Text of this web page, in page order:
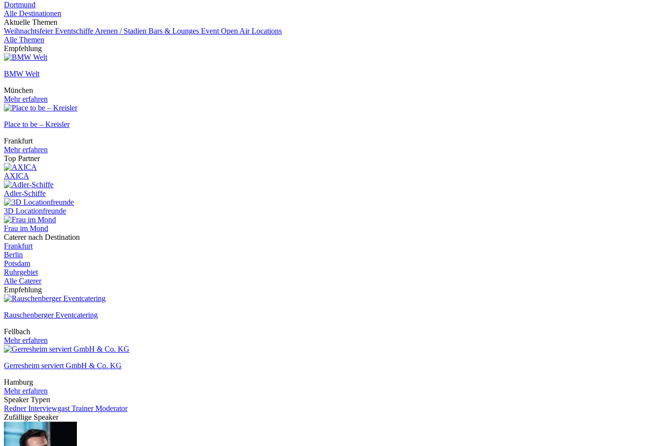
Dortmund
Alle Destinationen
Aktuelle Themen
WeihnachtsfeierEventschiffe Arenen / Stadien Bars & Lounges Event Open Air Locations
Alle Themen
Empfehlung
BMW Welt
München
Mehr erfahren
Place to be – Kreisler
Frankfurt
Mehr erfahren
Top Partner
AXICA
Adler-Schiffe
3D Locationfreunde
Frau im Mond
Caterer nach Destination
Frankfurt
Berlin
Potsdam
Ruhrgebiet
Alle Caterer
Empfehlung
Rauschenberger Eventcatering
Fellbach
Mehr erfahren
Gerresheim serviert GmbH & Co. KG
Hamburg
Mehr erfahren
Speaker Typen
RednerInterviewgast TrainerModerator
Zufällige Speaker